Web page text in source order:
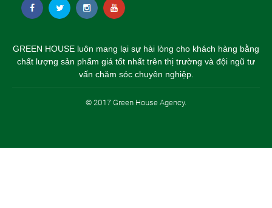
GREEN HOUSE luôn mang lại sự hài lòng cho khách hàng bằng
chất lượng sản phẩm giá tốt nhất trên thị trường và đội ngũ tư
vấn chăm sóc chuyên nghiệp.
© 2017 Green House Agency.